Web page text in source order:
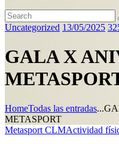
Uncategorized 13/05/2025
GALA X
HomeTodas las entradas...
METASPORT
Metasport CLMActividad